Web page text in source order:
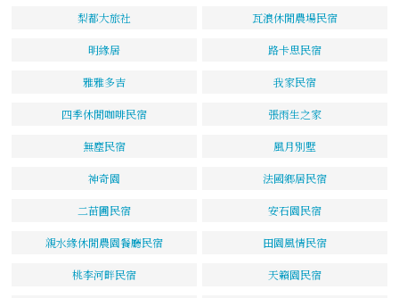
梨都大旅社 瓦浪休閒農場民宿
明緣居 路卡思民宿
雅雅多吉 我家民宿
四季休閒咖啡民宿 張雨生之家
無塵民宿 風月別墅
神奇園 法國鄉居民宿
二苗圃民宿 安石園民宿
親水緣休閒農園餐廳民宿 田園風情民宿
桃李河畔民宿 天籟園民宿